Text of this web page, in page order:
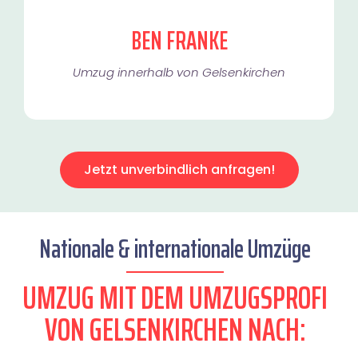
BEN FRANKE
Umzug innerhalb von Gelsenkirchen​
Jetzt unverbindlich anfragen!
Nationale & internationale Umzüge
UMZUG MIT DEM UMZUGSPROFI
VON GELSENKIRCHEN NACH: